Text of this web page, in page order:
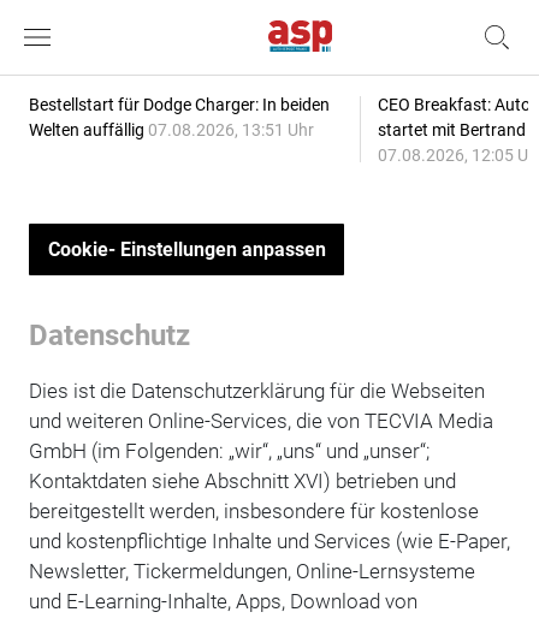
Bestellstart für Dodge Charger: In beiden
Welten auffällig 07.08.2026, 13:51 Uhr
CEO Breakfast:
startet mit Bertrand
07.08.2026, 12:05
Cookie- Einstellungen anpassen
Datenschutz
Dies ist die Datenschutzerklärung für die Webseiten
und weiteren Online-Services, die von TECVIA Media
GmbH (im Folgenden: „wir“, „uns“ und „unser“;
Kontaktdaten siehe Abschnitt XVI) betrieben und
bereitgestellt werden, insbesondere für kostenlose
und kostenpflichtige Inhalte und Services (wie E-Paper,
Newsletter, Tickermeldungen, Online-Lernsysteme
und E-Learning-Inhalte, Apps, Download von